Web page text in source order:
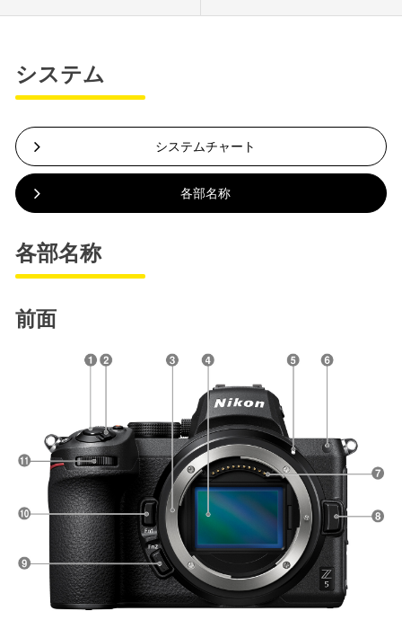
システム
システムチャート
各部名称
各部名称
前面